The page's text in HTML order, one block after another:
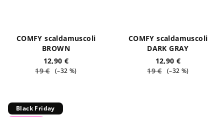
COMFY scaldamuscoli
BROWN
12,90 €
19 € (–32 %)
COMFY scaldamuscoli
DARK GRAY
12,90 €
19 € (–32 %)
Black Friday